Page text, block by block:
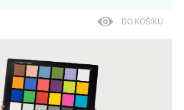
DO KOŠÍKU